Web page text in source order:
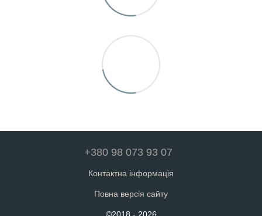
+380 98 073 93 07
Контактна інформація
Повна версія сайту